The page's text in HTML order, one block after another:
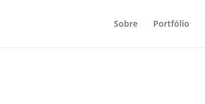
Sobre Portfólio